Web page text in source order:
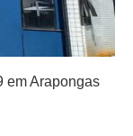
em Arapongas